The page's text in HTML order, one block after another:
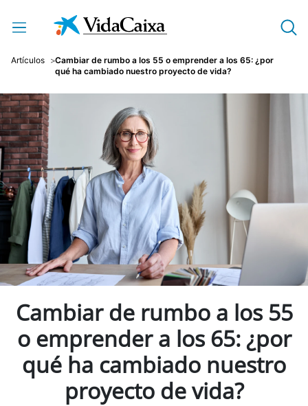
Saltar al contenido principal
Artículos
Cambiar de rumbo a los 55 o emprender a los 65: ¿por
qué ha cambiado nuestro proyecto de vida?
Cambiar de rumbo a los 55
o emprender a los 65: ¿por
qué ha cambiado nuestro
proyecto de vida?